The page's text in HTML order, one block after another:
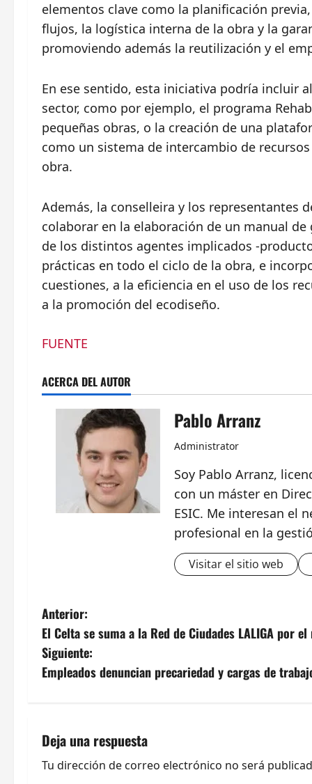
elementos clave como la planificación
flujos, la logística interna de la obra y la
promoviendo además la reutilización y el
En ese sentido, esta iniciativa podría incluir
sector, como por ejemplo, el programa
pequeñas obras, o la creación de una
como un sistema de intercambio de
obra.
Además, la conselleira y los representantes
colaborar en la elaboración de un manual
de los distintos agentes implicados -
prácticas en todo el ciclo de la obra, e
cuestiones, a la eficiencia en el uso de los
a la promoción del ecodiseño.
FUENTE
ACERCA DEL AUTOR
Pablo Arranz
Administrator
Soy Pablo Arranz,
con un máster en
ESIC. Me interesan el
profesional en la
Visitar el sitio web
N
a
v
g
a
Anterior:
El Celta se suma a la Red de Ciudades LALIGA por
Siguiente:
Empleados denuncian precariedad y cargas de
Deja una respuesta
Tu dirección de correo electrónico no será